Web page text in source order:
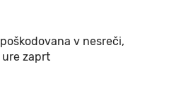
v nesreči,
zaprt